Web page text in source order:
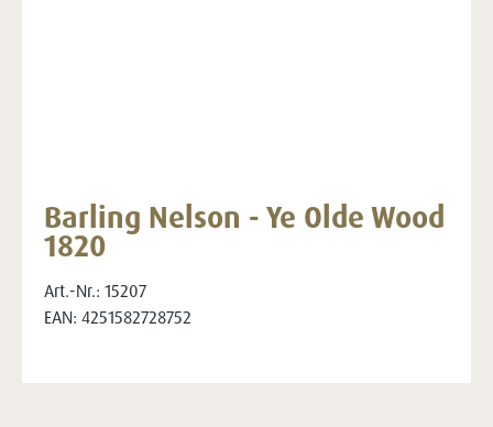
Barling Nelson - Ye Olde Wood
1820
Art.-Nr.: 15207
EAN: 4251582728752